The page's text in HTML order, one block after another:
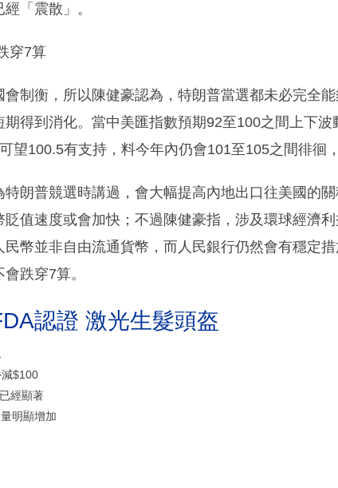
「震散」。
穿7算
制衡，所以陳健豪認為，特朗普當選都未必完全
得到消化。當中美匯指數預期92至100之間上下波
望100.5有支持，料今年內仍會101至105之間徘徊
朗普競選時講過，會大幅提高內地出口往美國的
值速度或會加快；不過陳健豪指，涉及環球經濟
幣並非自由流通貨幣，而人民銀行仍然會有穩定
跌穿7算。
認證 激光生髮頭盔
$100
經顯著
明顯增加